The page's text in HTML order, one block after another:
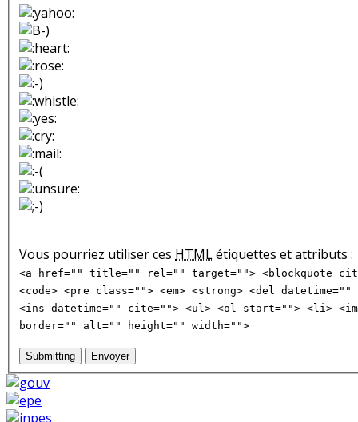
Vous pourriez utiliser ces HTMLétiquettes et attributs :
<a href="" title="" rel="" target=""> <blockquote
<code> <pre class=""> <em> <strong> <del
<ins datetime="" cite=""> <ul> <ol start=""> <li>
border="" alt="" height="" width="">
Submitting Envoyer